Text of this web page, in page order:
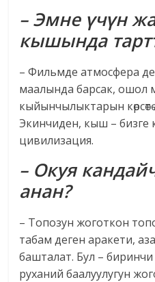
– Эмне үчүн
кышында
– Фильмде атмосфера
маалында барсак, ошол
кыйынчылыктарын
Экинчиден, кыш – бизге
цивилизация.
– Окуя
анан?
– Топозун жоготкон
табам деген аракети,
башталат. Бул –
руханий баалуулугун